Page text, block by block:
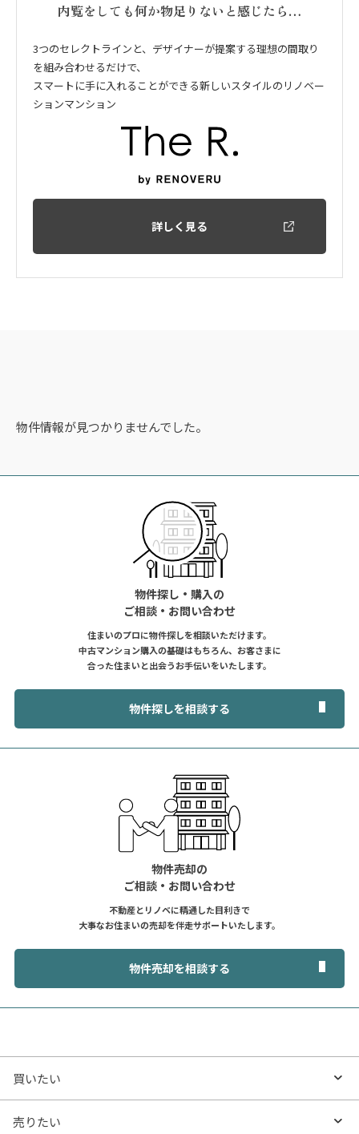
内覧をしても何か物足りないと感じたら…
3つのセレクトラインと、デザイナーが提案する理想の間取り
を組み合わせるだけで、
スマートに手に入れることができる新しいスタイルのリノベー
ションマンション
詳しく見る
物件情報が見つかりませんでした。
物件探し・購入の
ご相談・お問い合わせ
住まいのプロに物件探しを相談いただけます。
中古マンション購入の基礎はもちろん、お客さまに
合った住まいと出会うお手伝いをいたします。
物件探しを相談する
物件売却の
ご相談・お問い合わせ
不動産とリノベに精通した目利きで
大事なお住まいの売却を伴走サポートいたします。
物件売却を相談する
買いたい
買いたいTOP
売りたい